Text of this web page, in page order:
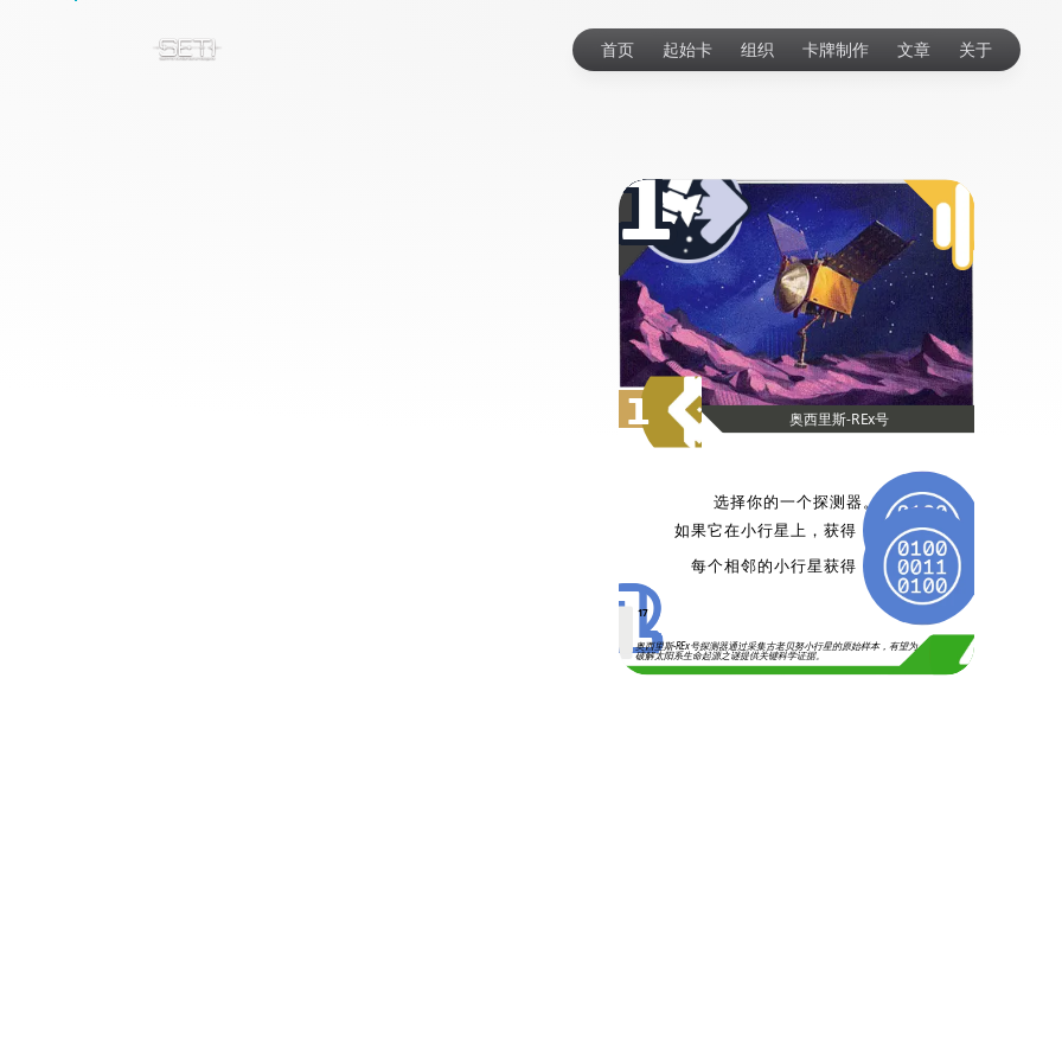
首页 起始卡 组织 卡牌制作 文章 关于
1
奥西里斯-REx号
1
选择你的一个探测器。
如果它在小行星上，获得
2
。
每个相邻的小行星获得
1
17
奥西里斯-REx号探测器通过采集古老贝努小行星的原始样本，有望为
破解太阳系生命起源之谜提供关键科学证据。